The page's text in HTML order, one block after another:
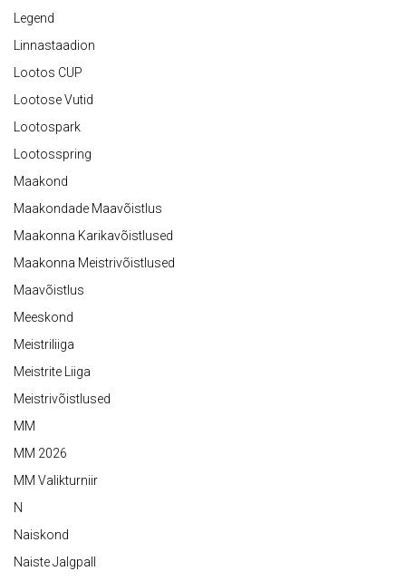
Legend
Linnastaadion
Lootos CUP
Lootose Vutid
Lootospark
Lootosspring
Maakond
Maakondade Maavõistlus
Maakonna Karikavõistlused
Maakonna Meistrivõistlused
Maavõistlus
Meeskond
Meistriliiga
Meistrite Liiga
Meistrivõistlused
MM
MM 2026
MM Valikturniir
N
Naiskond
Naiste Jalgpall